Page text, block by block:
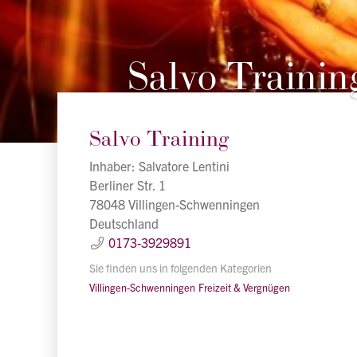
Salvo
Salvo Training
Inhaber: Salvatore Lentini
Berliner Str. 1
78048 Villingen-Schwenningen
Deutschland
0173-3929891
Sie finden uns in folgenden Kategorien
Villingen-Schwenningen Freizeit & Vergnügen